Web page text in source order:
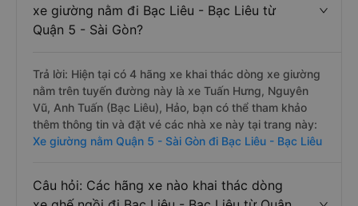
xe giường nằm đi Bạc Liêu - Bạc Liêu từ
Quận 5 - Sài Gòn?
Trả lời: Hiện tại có 4 hãng xe khai thác dòng xe giường
nằm trên tuyến đường này là xe Tuấn Hưng, Nguyên
Vũ, Anh Tuấn (Bạc Liêu), Hảo, bạn có thể tham khảo
thêm thông tin và đặt vé các nhà xe này tại trang này:
Xe giường nằm Quận 5 - Sài Gòn đi Bạc Liêu - Bạc Liêu
Câu hỏi: Các hãng xe nào khai thác dòng